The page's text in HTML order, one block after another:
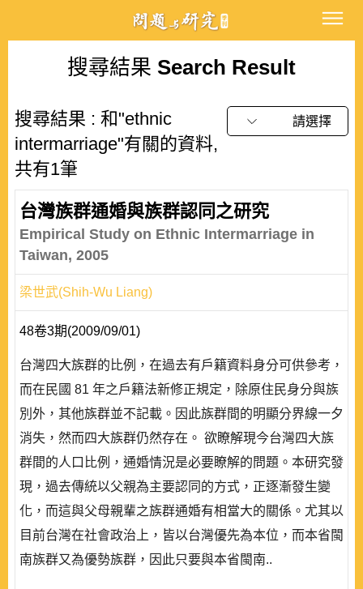
搜尋結果 Search Result
搜尋結果 : 和"ethnic
intermarriage"有關的資料,
共有1筆
請選擇
台灣族群通婚與族群認同之研究
Empirical Study on Ethnic Intermarriage in
Taiwan, 2005
梁世武(Shih-Wu Liang)
48卷3期(2009/09/01)
台灣四大族群的比例，在過去有戶籍資料身分可供參考，
而在民國 81 年之戶籍法新修正規定，除原住民身分與族
別外，其他族群並不記載。因此族群間的明顯分界線一夕
消失，然而四大族群仍然存在。 欲瞭解現今台灣四大族
群間的人口比例，通婚情況是必要瞭解的問題。本研究發
現，過去傳統以父親為主要認同的方式，正逐漸發生變
化，而這與父母親輩之族群通婚有相當大的關係。尤其以
目前台灣在社會政治上，皆以台灣優先為本位，而本省閩
南族群又為優勢族群，因此只要與本省閩南..